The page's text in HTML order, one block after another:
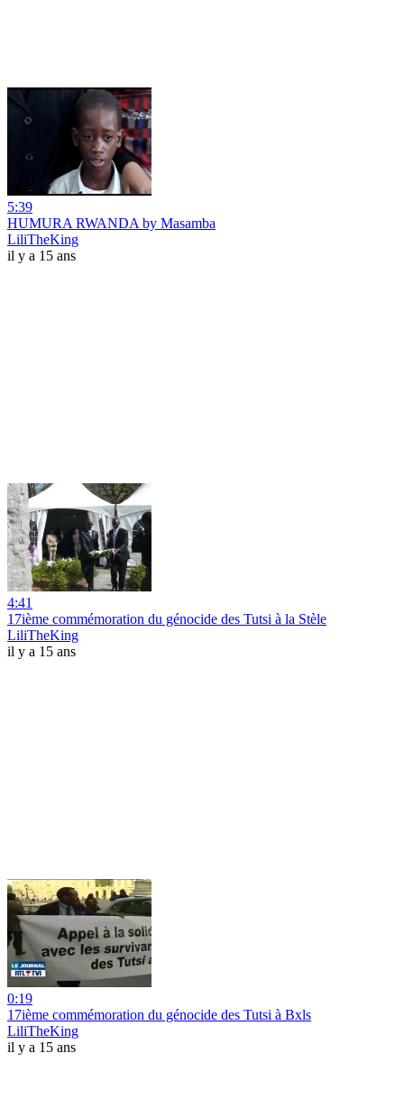
5:39
HUMURA RWANDA by Masamba
LiliTheKing
il y a 15 ans
4:41
17ième commémoration du génocide des Tutsi à la Stèle
LiliTheKing
il y a 15 ans
0:19
17ième commémoration du génocide des Tutsi à Bxls
LiliTheKing
il y a 15 ans